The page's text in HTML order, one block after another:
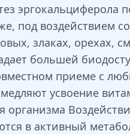
под
злаках, орехах,
большей
приеме с
усвоение
в активный